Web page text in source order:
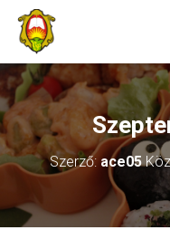
Szerző:ace05